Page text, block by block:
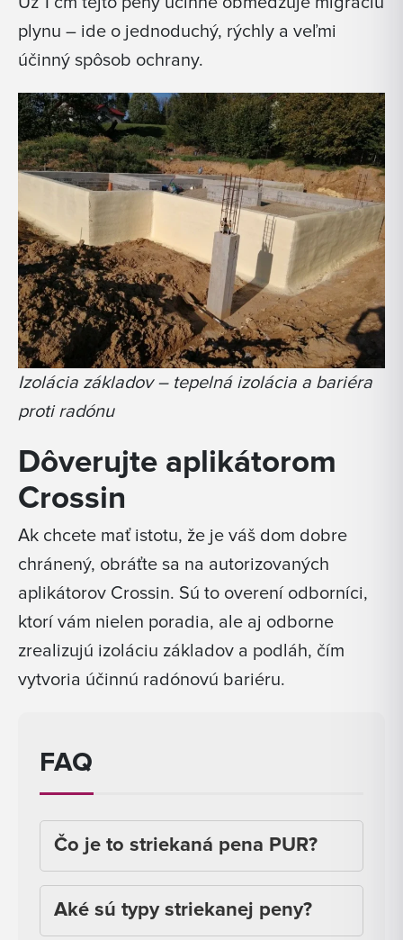
plynu – ide o jednoduchý, rýchly a veľmi
účinný spôsob ochrany.
Izolácia základov – tepelná izolácia a bariéra
proti radónu
Dôverujte aplikátorom
Crossin
Ak chcete mať istotu, že je váš dom dobre
chránený, obráťte sa na autorizovaných
aplikátorov Crossin. Sú to overení odborníci,
ktorí vám nielen poradia, ale aj odborne
zrealizujú izoláciu základov a podláh, čím
vytvoria účinnú radónovú bariéru.
FAQ
Čo je to striekaná pena PUR?
Aké sú typy striekanej peny?